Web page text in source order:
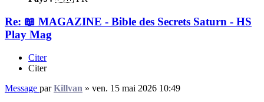
Re: 📖 MAGAZINE - Bible des Secrets Saturn - HS
Play Mag
Citer
Citer
Message parKillvan » ven. 15 mai 2026 10:49